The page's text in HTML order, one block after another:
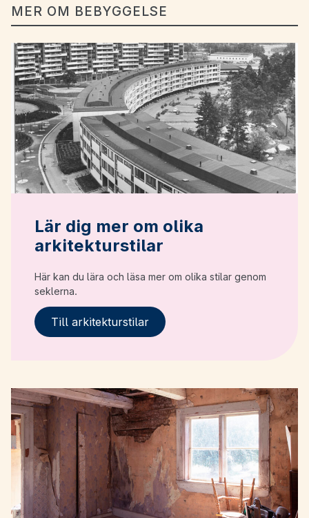
MER OM BEBYGGELSE
Lär dig mer om olika
arkitekturstilar
Här kan du lära och läsa mer om olika stilar genom
seklerna.
Till arkitekturstilar